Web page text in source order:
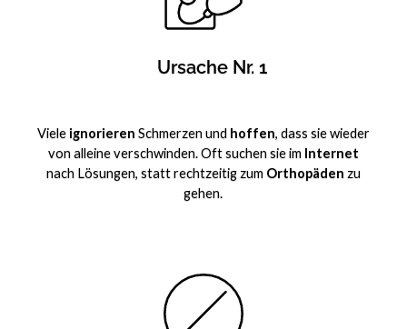
Ursache Nr. 1
Viele ignorieren Schmerzen und hoffen, dass sie wieder
von alleine verschwinden. Oft suchen sie im Internet
nach Lösungen, statt rechtzeitig zum Orthopäden zu
gehen.